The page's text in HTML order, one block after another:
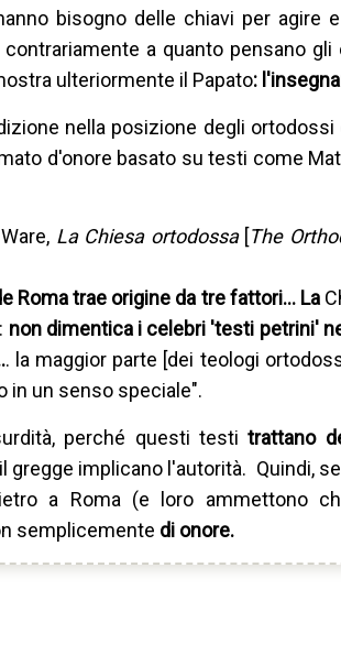
bisogno delle chiavi per agire
contrariamente a quanto pensano
ulteriormente il Papato:
nella posizione degli
d'onore basato su testi come
La Chiesa ortodossa [The
Roma trae origine da tre fattori… La
non dimentica i celebri 'testi petrini'
. la maggior parte [dei teologi
in un senso speciale".
perché questi testitrattano
gregge implicano l'autorità. Quindi,
a Roma (e loro ammettono
semplicemente di onore.